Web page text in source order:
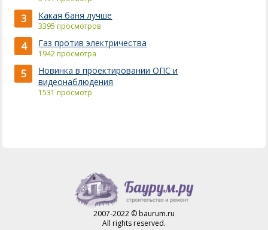
3 Какая баня лучше
3395 просмотров
4 Газ против электричества
1942 просмотра
5
Новинка в проектировании ОПС и
видеонаблюдения
1531 просмотр
2007-2022 © baurum.ru
All rights reserved.